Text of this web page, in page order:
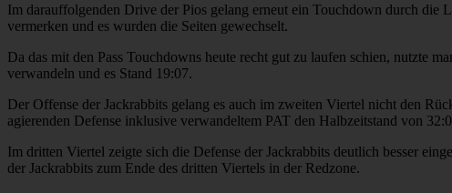
Im darauffolgenden Drive der Pios gelang erneut ein Touchdown durch die
vermerken und es wurden die Seiten gewechselt.
Da das mit den Pass Touchdowns heute recht gut zu laufen schien, nutzte
verwandeln und es Stand 19:07.
Der Offense der Jackrabbits gelang es auch im zweiten Viertel nicht den
agierenden Defense inklusive verwandeltem PAT den Halbzeitstand von
Im dritten Viertel zeigte sich die Defense der Jackrabbits deutlich besser
der Jackrabbits zum Ende des dritten Viertels in der Redzone.